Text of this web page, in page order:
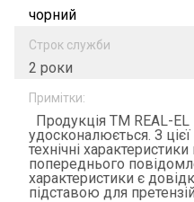
чорний
Строк служби
2 роки
Примітки:
Продукція ТМ REAL-EL
удосконалюється. З
технічні
попереднього
характеристики є
підставою для